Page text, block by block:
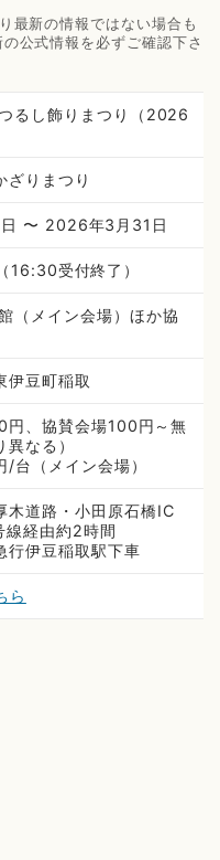
最新の情報ではない場合も
公式情報を必ずご確認下さ
るし飾りまつり（2026
ざりまつり
〜 2026年3月31日
受付終了）
（メイン会場）ほか協
伊豆町稲取
円、協賛会場100円～無
なる）
台（メイン会場）
木道路・小田原石橋IC
経由約2時間
行伊豆稲取駅下車
ら